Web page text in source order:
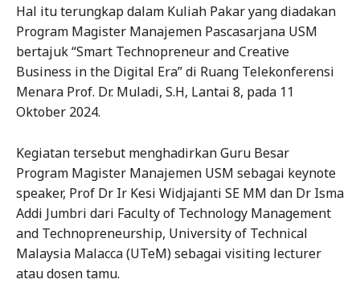
Hal itu terungkap dalam Kuliah Pakar yang diadakan
Program Magister Manajemen Pascasarjana USM
bertajuk “Smart Technopreneur and Creative
Business in the Digital Era” di Ruang Telekonferensi
Menara Prof. Dr. Muladi, S.H, Lantai 8, pada 11
Oktober 2024.
Kegiatan tersebut menghadirkan Guru Besar
Program Magister Manajemen USM sebagai keynote
speaker, Prof Dr Ir Kesi Widjajanti SE MM dan Dr Isma
Addi Jumbri dari Faculty of Technology Management
and Technopreneurship, University of Technical
Malaysia Malacca (UTeM) sebagai visiting lecturer
atau dosen tamu.